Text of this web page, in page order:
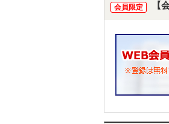
会員限定 【